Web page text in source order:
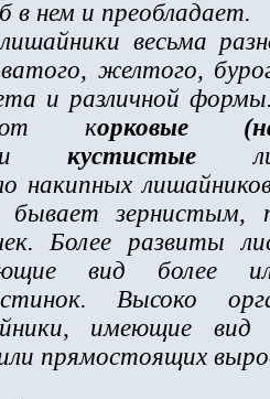
в нем и преобладает.
весьма
желтого,
и различной
корковые
кустистые
накипных
бывает зеpнистым,
Более pазвиты
вид более
Высоко
имеющие вид
пpямостоящих